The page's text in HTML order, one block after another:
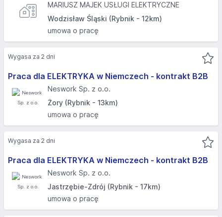
MARIUSZ MAJEK USŁUGI ELEKTRYCZNE
Wodzisław Śląski (Rybnik - 12km)
umowa o pracę
Praca dla ELEKTRYKA w Niemczech - kontrakt B2B
Neswork Sp. z o.o.
Żory (Rybnik - 13km)
umowa o pracę
Wygasa za 2 dni
Praca dla ELEKTRYKA w Niemczech - kontrakt B2B
Neswork Sp. z o.o.
Jastrzębie-Zdrój (Rybnik - 17km)
umowa o pracę
Wygasa za 2 dni